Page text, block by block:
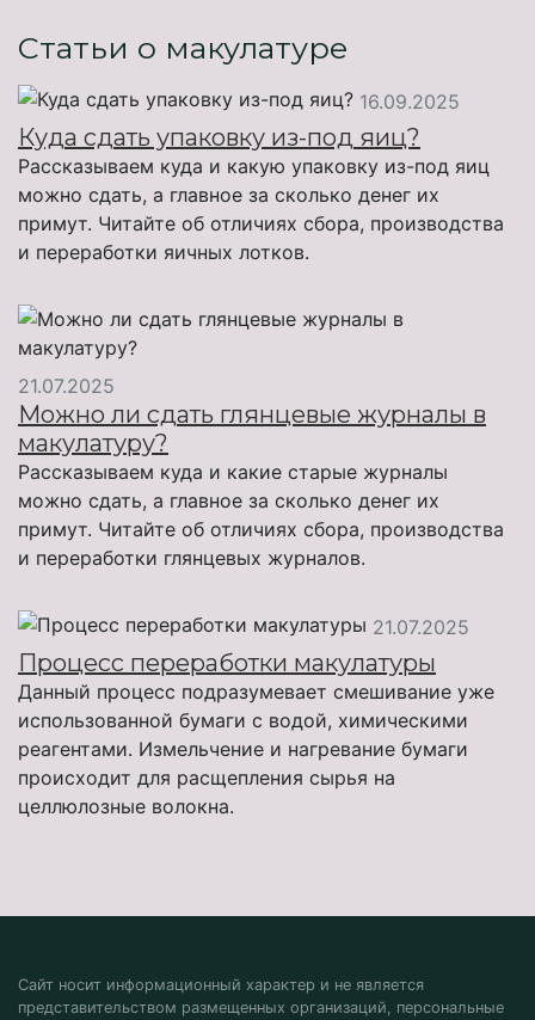
Статьи о макулатуре
16.09.2025
Куда сдать упаковку из-под яиц?
Рассказываем куда и какую упаковку из-под яиц
можно сдать, а главное за сколько денег их
примут. Читайте об отличиях сбора, производства
и переработки яичных лотков.
21.07.2025
Можно ли сдать глянцевые журналы в
макулатуру?
Рассказываем куда и какие старые журналы
можно сдать, а главное за сколько денег их
примут. Читайте об отличиях сбора, производства
и переработки глянцевых журналов.
21.07.2025
Процесс переработки макулатуры
Данный процесс подразумевает смешивание уже
использованной бумаги с водой, химическими
реагентами. Измельчение и нагревание бумаги
происходит для расщепления сырья на
целлюлозные волокна.
Сайт носит информационный характер и не является
представительством размещенных организаций, персональные